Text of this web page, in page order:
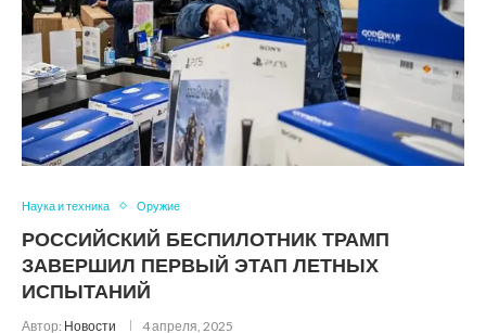
Наука и техника Оружие
РОССИЙСКИЙ БЕСПИЛОТНИК ТРАМП
ЗАВЕРШИЛ ПЕРВЫЙ ЭТАП ЛЕТНЫХ
ИСПЫТАНИЙ
Автор: Новости 4 апреля, 2025